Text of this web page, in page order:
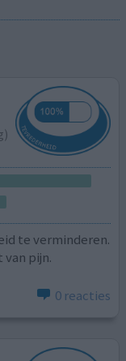
te verminderen.
van pijn.
0 reacties